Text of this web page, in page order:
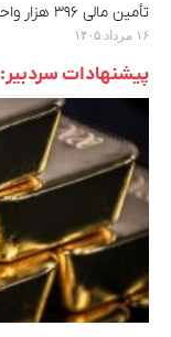
تأمین مالی ۳۹۶ هزار واحد نهضت ملی توسط بانک مسکن
۱۶ مرداد ۱۴۰۵
پیشنهادات سردبیر: